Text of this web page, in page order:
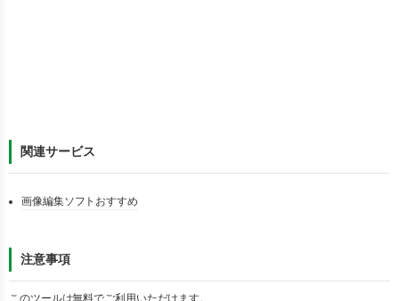
関連サービス
画像編集ソフトおすすめ
注意事項
このツールは無料でご利用いただけます。